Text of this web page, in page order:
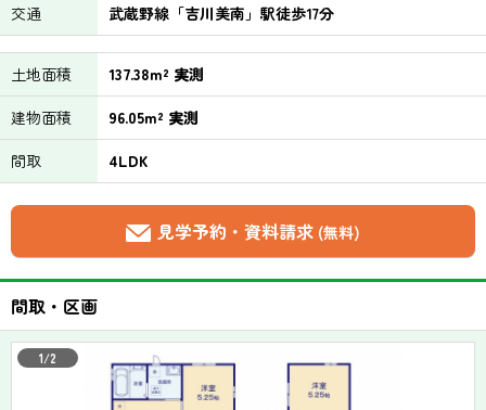
交通 武蔵野線「吉川美南」駅徒歩17分
土地面積
137.38m² 実測
建物面積
96.05m² 実測
間取
4LDK
見学予約・資料請求 (無料)
間取・区画
1/2